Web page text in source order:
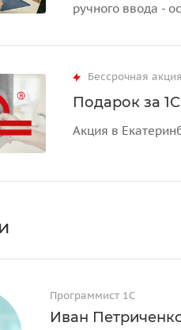
ручного ввода -
Бессрочная акция
Подарок за
Акция в
Программист 1С
Иван